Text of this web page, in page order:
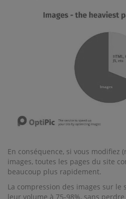
En conséquence, si vous modifiez
images, toutes les pages du site
beaucoup plus rapidement.
La compression des images sur
leur volume à 75-98%, sans